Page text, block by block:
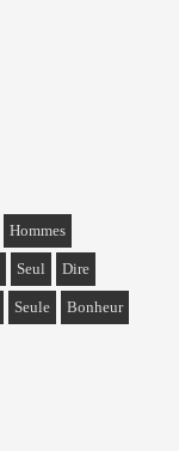
Hommes
Seul Dire
Seule Bonheur